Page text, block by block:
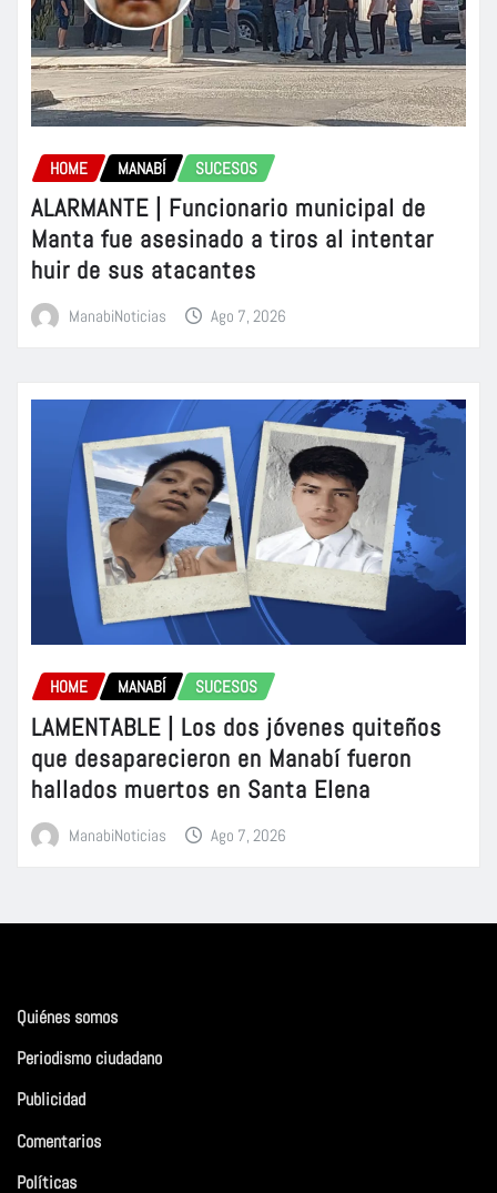
HOME MANABÍ SUCESOS
ALARMANTE | Funcionario municipal de
Manta fue asesinado a tiros al intentar
huir de sus atacantes
ManabiNoticias Ago 7, 2026
HOME MANABÍ SUCESOS
LAMENTABLE | Los dos jóvenes quiteños
que desaparecieron en Manabí fueron
hallados muertos en Santa Elena
ManabiNoticias Ago 7, 2026
Quiénes somos
Periodismo ciudadano
Publicidad
Comentarios
Políticas